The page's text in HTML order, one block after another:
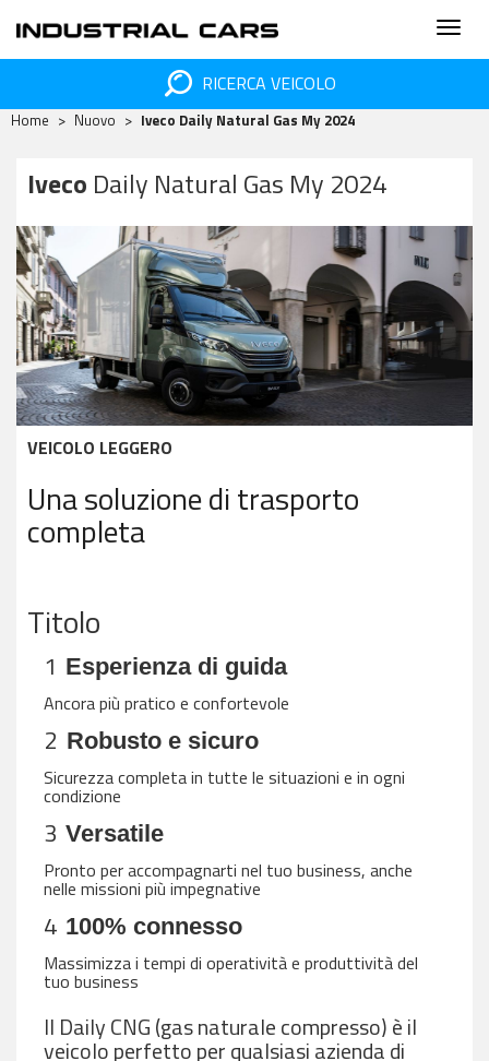
RICERCA VEICOLO
Home Nuovo Iveco Daily Natural Gas My 2024
Iveco Daily Natural Gas My 2024
VEICOLO LEGGERO
Una soluzione di trasporto
completa
Titolo
1 Esperienza di guida
Ancora più pratico e confortevole
2 Robusto e sicuro
Sicurezza completa in tutte le situazioni e in ogni
condizione
3 Versatile
Pronto per accompagnarti nel tuo business, anche
nelle missioni più impegnative
4 100% connesso
Massimizza i tempi di operatività e produttività del
tuo business
Il Daily CNG (gas naturale compresso) è il
veicolo perfetto per qualsiasi azienda di